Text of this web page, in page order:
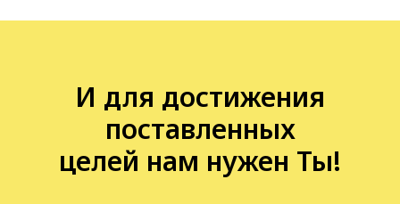
И для достижения
поставленных
целей нам нужен Ты!